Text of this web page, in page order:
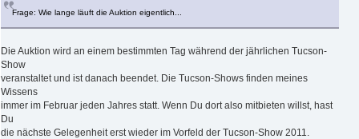
Frage: Wie lange läuft die Auktion eigentlich...
Die Auktion wird an einem bestimmten Tag während der jährlichen Tucson-
Show
veranstaltet und ist danach beendet. Die Tucson-Shows finden meines
Wissens
immer im Februar jeden Jahres statt. Wenn Du dort also mitbieten willst, hast
Du
die nächste Gelegenheit erst wieder im Vorfeld der Tucson-Show 2011.